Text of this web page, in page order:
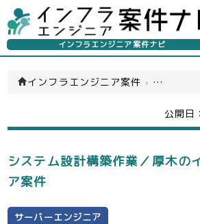
インフラエンジニア案件ナビ
インフラエンジニア案件 › サーバー
公開日：
システム設計構築作業／厚木の
ア案件
サーバーエンジニア